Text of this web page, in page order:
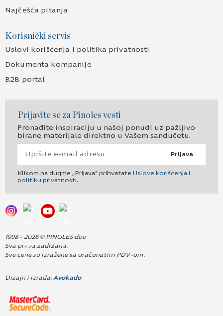
Najčešća pitanja
Korisnički servis
Uslovi korišćenja i politika privatnosti
Dokumenta kompanije
B2B portal
Prijavite se za Pinoles vesti
Pronađite inspiraciju u našoj ponudi uz pažljivo
birane materijale direktno u Vašem sandučetu.
Prijava
Klikom na dugme „Prijava“ prihvatate Uslove korišćenja i
politiku privatnosti.
1998 - 2026 © PINOLES doo
Sva prava zadržana.
Sve cene su izražene sa uračunatim PDV-om.
Dizajn i izrada: Avokado